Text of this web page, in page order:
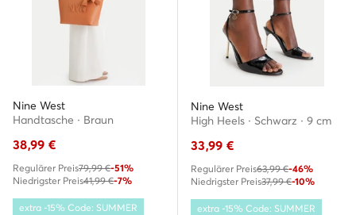
Nine West
Handtasche · Braun
38,99 €
Regulärer Preis79,99 €-51%
Niedrigster Preis41,99 €-7%
extra -15% Code: SUMMER
Nine West
High Heels · Schwarz · 9 cm
33,99 €
Regulärer Preis63,99 €-46%
Niedrigster Preis37,99 €-10%
extra -15% Code: SUMMER